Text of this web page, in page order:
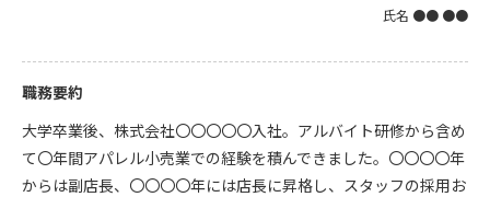
氏名 ●● ●●
職務要約
大学卒業後、株式会社〇〇〇〇〇入社。アルバイト研修から含め
て〇年間アパレル小売業での経験を積んできました。〇〇〇〇年
からは副店長、〇〇〇〇年には店長に昇格し、スタッフの採用お